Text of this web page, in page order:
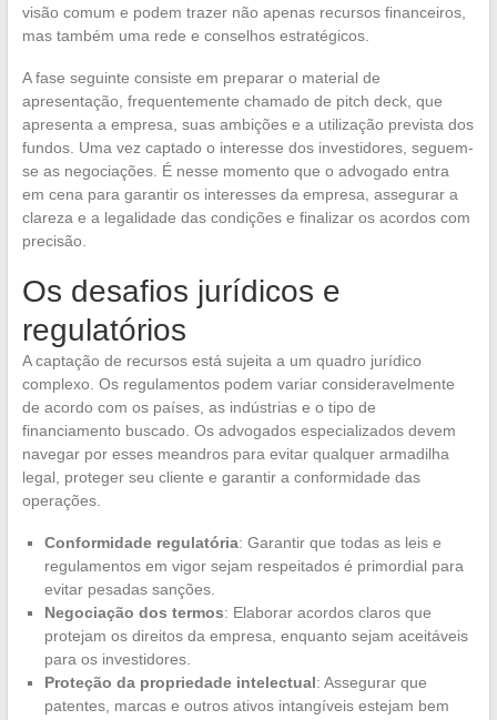
visão comum e podem trazer não apenas recursos financeiros,
mas também uma rede e conselhos estratégicos.
A fase seguinte consiste em preparar o material de
apresentação, frequentemente chamado de pitch deck, que
apresenta a empresa, suas ambições e a utilização prevista dos
fundos. Uma vez captado o interesse dos investidores, seguem-
se as negociações. É nesse momento que o advogado entra
em cena para garantir os interesses da empresa, assegurar a
clareza e a legalidade das condições e finalizar os acordos com
precisão.
Os desafios jurídicos e
regulatórios
A captação de recursos está sujeita a um quadro jurídico
complexo. Os regulamentos podem variar consideravelmente
de acordo com os países, as indústrias e o tipo de
financiamento buscado. Os advogados especializados devem
navegar por esses meandros para evitar qualquer armadilha
legal, proteger seu cliente e garantir a conformidade das
operações.
Conformidade regulatória: Garantir que todas as leis e
regulamentos em vigor sejam respeitados é primordial para
evitar pesadas sanções.
Negociação dos termos: Elaborar acordos claros que
protejam os direitos da empresa, enquanto sejam aceitáveis
para os investidores.
Proteção da propriedade intelectual: Assegurar que
patentes, marcas e outros ativos intangíveis estejam bem